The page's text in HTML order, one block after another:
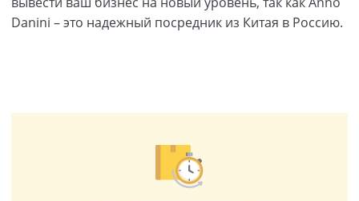
Danini – это надежный посредник из Китая в Россию.